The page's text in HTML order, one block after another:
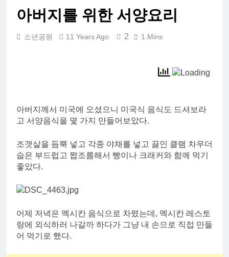
아버지를 위한 서양요리
소년공원 11 Years Ago 2 1 Mins
아버지께서 미국에 오셨으니 미국식 음식도 드셔보라
고 서양음식을 몇 가지 만들어보았다.
조갯살을 듬뿍 넣고 각종 야채를 넣고 끓인 클램 차우더
숩은 부드럽고 짭조름해서 빵이나 크래커와 함께 먹기
좋았다.
어제 저녁은 멕시칸 음식으로 차렸는데, 멕시칸 레스토
랑에 외식하러 나갈까 하다가 그냥 내 손으로 직접 만들
어 먹기로 했다.